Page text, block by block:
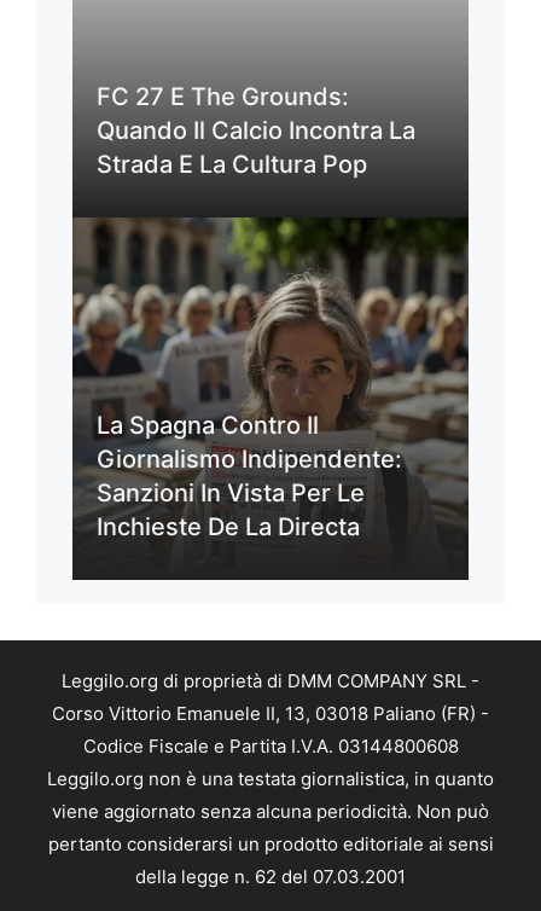
FC 27 E The Grounds:
Quando Il Calcio Incontra La
Strada E La Cultura Pop
La Spagna Contro Il
Giornalismo Indipendente:
Sanzioni In Vista Per Le
Inchieste De La Directa
Leggilo.org di proprietà di DMM COMPANY SRL -
Corso Vittorio Emanuele II, 13, 03018 Paliano (FR) -
Codice Fiscale e Partita I.V.A. 03144800608
Leggilo.org non è una testata giornalistica, in quanto
viene aggiornato senza alcuna periodicità. Non può
pertanto considerarsi un prodotto editoriale ai sensi
della legge n. 62 del 07.03.2001